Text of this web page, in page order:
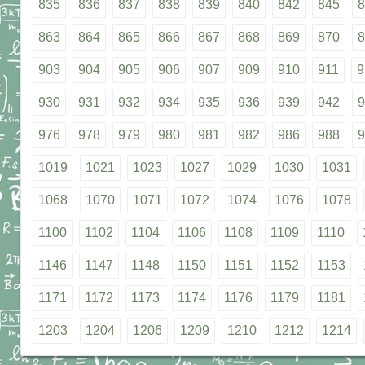
835 836 837 838 839 840 842 845
863 864 865 866 867 868 869 870
903 904 905 906 907 909 910 911
930 931 932 934 935 936 939 942
976 978 979 980 981 982 986 988
1019 1021 1023 1027 1029 1030 1031
1068 1070 1071 1072 1074 1076 1078
1100 1102 1104 1106 1108 1109 1110
1146 1147 1148 1150 1151 1152 1153
1171 1172 1173 1174 1176 1179 1181
1203 1204 1206 1209 1210 1212 1214